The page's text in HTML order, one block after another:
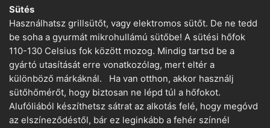
Sütés
Használhatsz grillsütőt, vagy elektromos sütőt. De ne tedd
be soha a gyurmát mikrohullámú sütőbe! A sütési hőfok
110-130 Celsius fok között mozog. Mindig tartsd be a
gyártó utasítását erre vonatkozólag, mert eltér a
különböző márkáknál. Ha van otthon, akkor használj
sütőhőmérőt, hogy biztosan ne lépd túl a hőfokot.
Alufóliából készíthetsz sátrat az alkotás felé, hogy megóvd
az elszíneződéstől, bár ez leginkább a fehér színnél